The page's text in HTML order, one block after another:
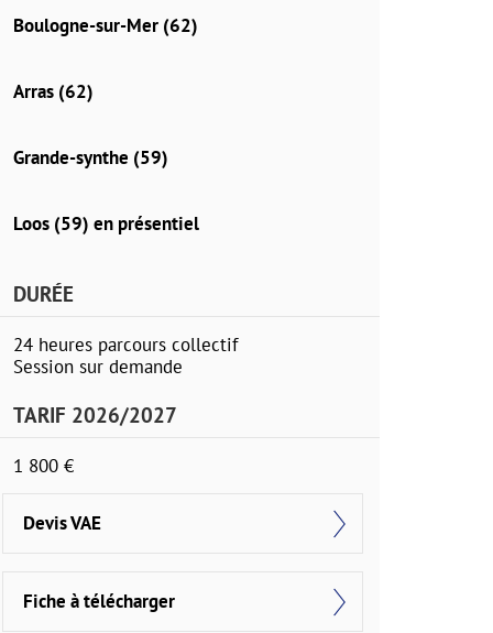
Boulogne-sur-Mer (62)
Arras (62)
Grande-synthe (59)
Loos (59) en présentiel
DURÉE
24 heures parcours collectif
Session sur demande
TARIF 2026/2027
1 800 €
Devis VAE
Fiche à télécharger